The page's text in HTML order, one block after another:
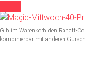
Schließen
Gib im Warenkorb den Rabatt-
kombinierbar mit anderen